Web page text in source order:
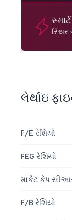
સ્થિર
લેર્થાઇ
P/E રેશિયો
PEG રેશિયો
માર્કેટ કેપ
P/B રેશિયો